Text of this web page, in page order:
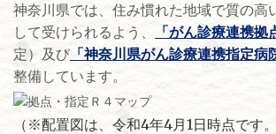
神奈川県では、住み慣れた地域で質の高
して受けられるよう、
「がん診療連携拠
定）及び「神奈川県がん診療連携指定病
整備しています。
（※配置図は、令和4年4月1日時点です。